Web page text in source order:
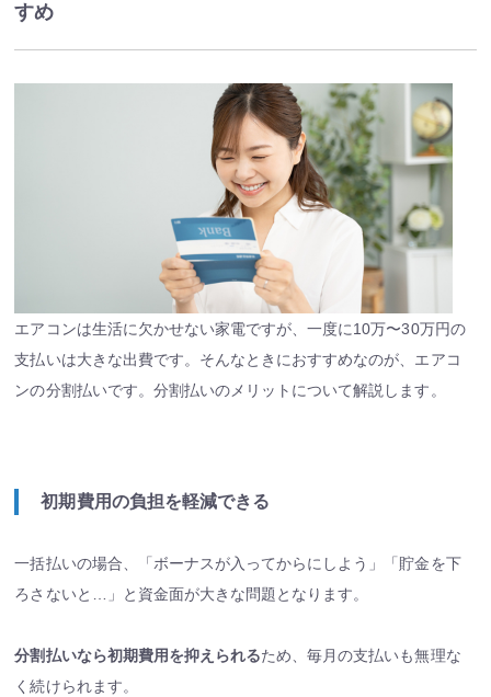
すめ
エアコンは生活に欠かせない家電ですが、一度に10万〜30万円の
支払いは大きな出費です。そんなときにおすすめなのが、エアコ
ンの分割払いです。分割払いのメリットについて解説します。
初期費用の負担を軽減できる
一括払いの場合、「ボーナスが入ってからにしよう」「貯金を下
ろさないと…」と資金面が大きな問題となります。
分割払いなら初期費用を抑えられるため、毎月の支払いも無理な
く続けられます。